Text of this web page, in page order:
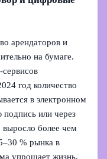
арендаторов и
на бумаге.
год количество
в электронном
подпись или через
более чем
% рынка в
упрощает жизнь,